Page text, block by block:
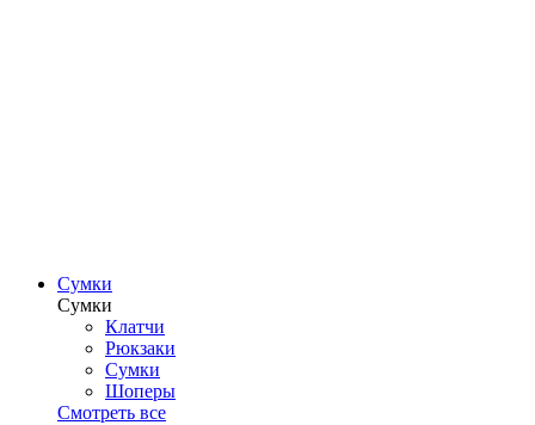
Сумки
Сумки
Клатчи
Рюкзаки
Сумки
Шоперы
Смотреть все